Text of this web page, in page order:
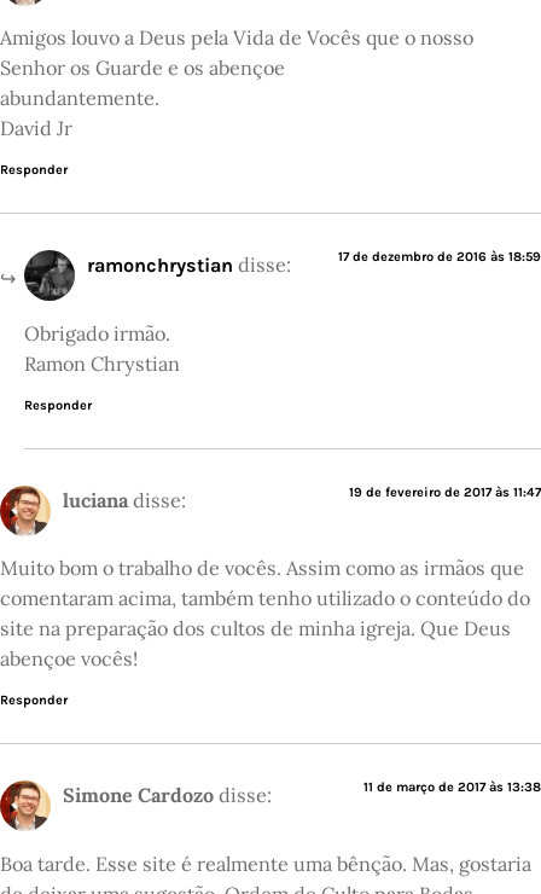
Amigos louvo a Deus pela Vida de Vocês que o nosso
Senhor os Guarde e os abençoe
abundantemente.
David Jr
Responder
ramonchrystian disse: 17 de dezembro de 2016 às 18:59
Obrigado irmão.
Ramon Chrystian
Responder
luciana disse: 19 de fevereiro de 2017 às 11:47
Muito bom o trabalho de vocês. Assim como as irmãos que
comentaram acima, também tenho utilizado o conteúdo do
site na preparação dos cultos de minha igreja. Que Deus
abençoe vocês!
Responder
Simone Cardozo disse: 11 de março de 2017 às 13:38
Boa tarde. Esse site é realmente uma bênção. Mas, gostaria